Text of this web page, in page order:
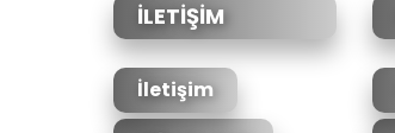
İLETİŞİM
İletişim